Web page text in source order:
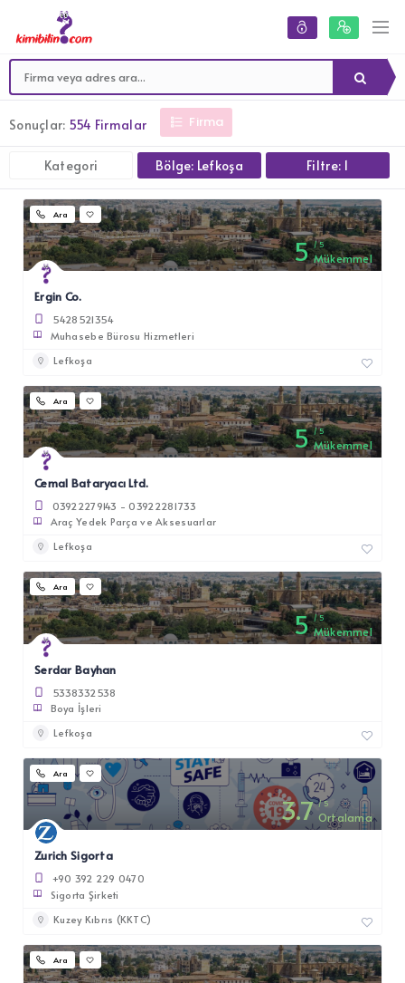
Sonuçlar: 554 Firmalar Firma
Kategori Bölge: Lefkoşa Filtre: 1
Ara
5 5
Mükemmel
Ergin Co.
5428521354
Muhasebe Bürosu Hizmetleri
Lefkoşa
Ara
5 5
Mükemmel
Cemal Bataryacı Ltd.
03922279143 - 03922281733
Araç Yedek Parça ve Aksesuarlar
Lefkoşa
Ara
5 5
Mükemmel
Serdar Bayhan
5338332538
Boya İşleri
Lefkoşa
Ara
3.7 5
Ortalama
Zurich Sigorta
+90 392 229 0470
Sigorta Şirketi
Kuzey Kıbrıs (KKTC)
Ara